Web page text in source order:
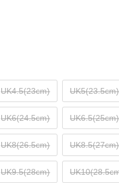
UK4.5(23cm) UK5(23.5cm)
UK6(24.5cm) UK6.5(25cm)
UK8(26.5cm) UK8.5(27cm)
UK9.5(28cm)